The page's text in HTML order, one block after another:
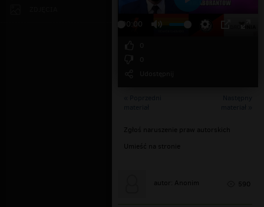
00:00
Zgłoś naruszenie praw autorskich
Umieść na stronie
autor: Anonim 590